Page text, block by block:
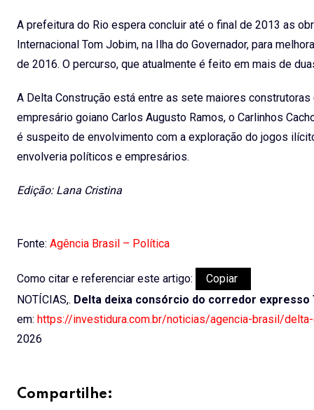
A prefeitura do Rio espera concluir até o final de 2013 as
Internacional Tom Jobim, na Ilha do Governador, para
de 2016. O percurso, que atualmente é feito em mais de
A Delta Construção está entre as sete maiores
empresário goiano Carlos Augusto Ramos, o Carlinhos
é suspeito de envolvimento com a exploração do jogos
envolveria políticos e empresários.
Edição: Lana Cristina
Fonte: Agência Brasil – Política
Como citar e referenciar este artigo:
Copiar
NOTÍCIAS,. Delta deixa consórcio do corredor expresso
em: https://investidura.com.br/noticias/agencia-brasil/
2026
Compartilhe: